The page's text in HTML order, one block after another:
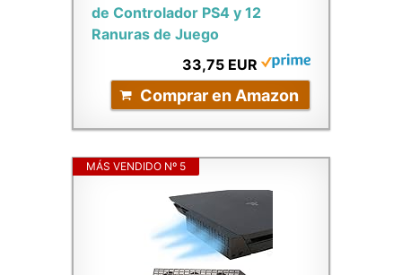
de Controlador PS4 y 12
Ranuras de Juego
33,75 EUR
Comprar en Amazon
MÁS VENDIDO Nº 5